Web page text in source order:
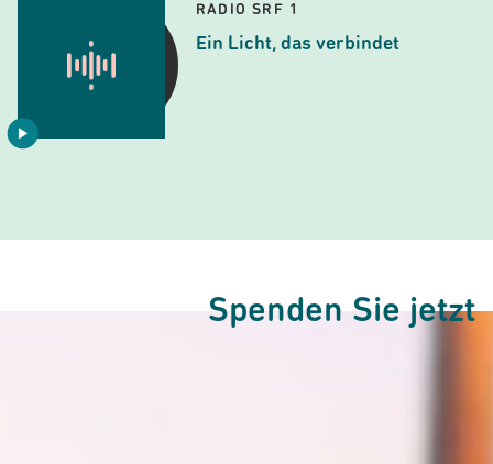
RADIO SRF 1
Ein Licht, das verbindet
Spenden Sie jetzt